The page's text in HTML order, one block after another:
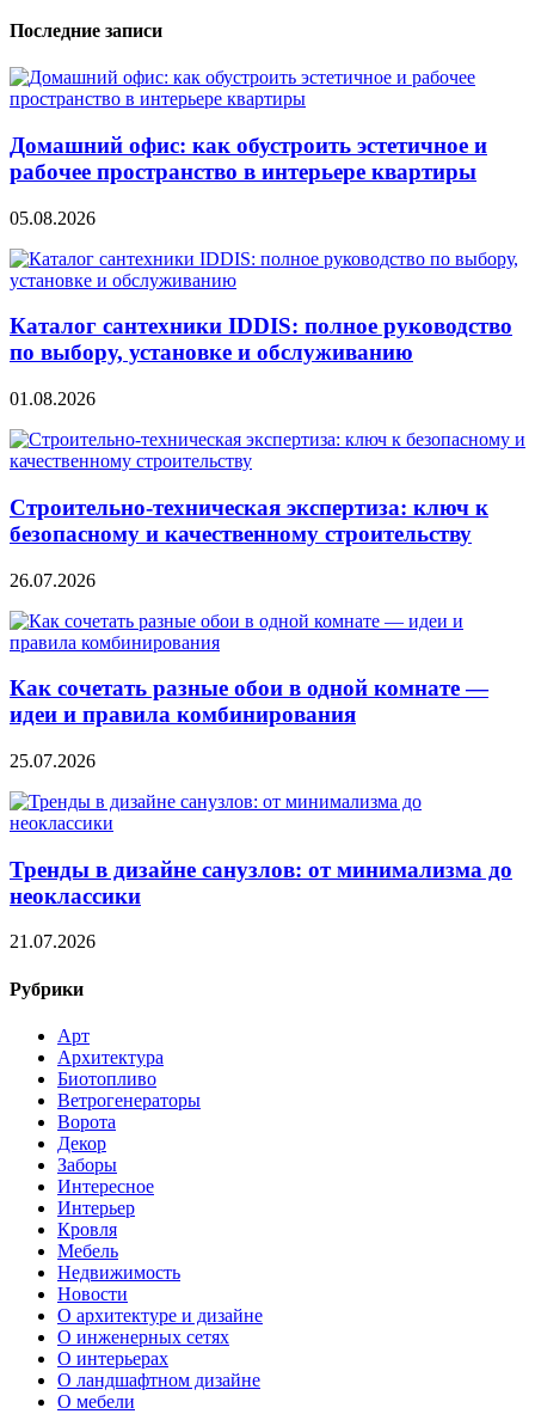
записям
Последние записи
Домашний офис: как обустроить эстетичное и
рабочее пространство в интерьере квартиры
05.08.2026
Каталог сантехники IDDIS: полное руководство
по выбору, установке и обслуживанию
01.08.2026
Строительно‑техническая экспертиза: ключ к
безопасному и качественному строительству
26.07.2026
Как сочетать разные обои в одной комнате —
идеи и правила комбинирования
25.07.2026
Тренды в дизайне санузлов: от минимализма до
неоклассики
21.07.2026
Рубрики
Арт
Архитектура
Биотопливо
Ветрогенераторы
Ворота
Декор
Заборы
Интересное
Интерьер
Кровля
Мебель
Недвижимость
Новости
О архитектуре и дизайне
О инженерных сетях
О интерьерах
О ландшафтном дизайне
О мебели